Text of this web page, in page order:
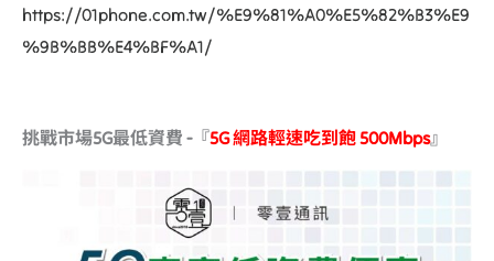
https://01phone.com.tw/%E9%81%A0%E5%82%B3%E9
%9B%BB%E4%BF%A1/
挑戰市場5G最低資費 -『5G 網路輕速吃到飽 500Mbps』